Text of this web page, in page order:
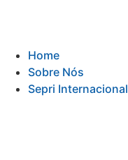
Home
Sobre Nós
Sepri Internacional